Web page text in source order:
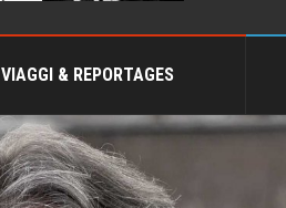
VIAGGI & REPORTAGES